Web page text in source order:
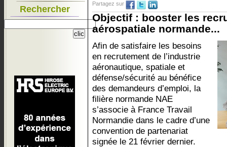
Rechercher
Partagez sur
Objectif : booster les
aérospatiale normande...
Afin de satisfaire les besoins
en recrutement de l’industrie
aéronautique, spatiale et
défense/sécurité au bénéfice
des demandeurs d’emploi, la
filière normande NAE
s’associe à France Travail
Normandie dans le cadre d’une
convention de partenariat
signée le 21 février dernier.